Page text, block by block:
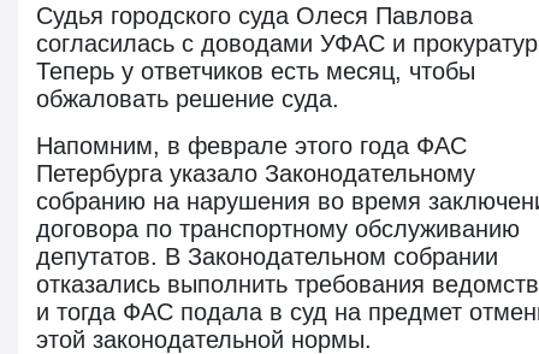
Судья городского суда Олеся Павлова
согласилась с доводами УФАС и
Теперь у ответчиков есть месяц, чтобы
обжаловать решение суда.
Напомним, в феврале этого года ФАС
Петербурга указало Законодательному
собранию на нарушения во время
договора по транспортному обслуживанию
депутатов. В Законодательном собрании
отказались выполнить требования
и тогда ФАС подала в суд на предмет
этой законодательной нормы.